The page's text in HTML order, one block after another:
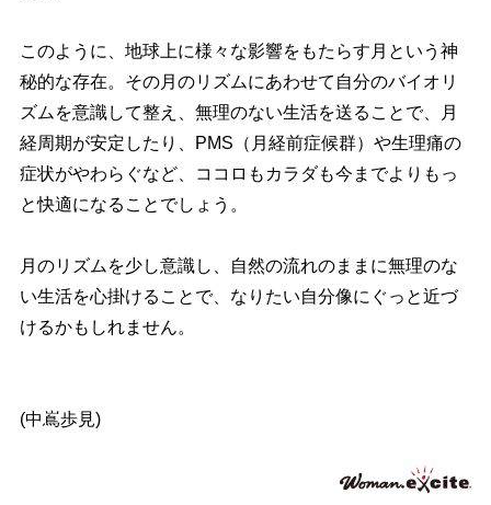
このように、地球上に様々な影響をもたらす月という神
秘的な存在。その月のリズムにあわせて自分のバイオリ
ズムを意識して整え、無理のない生活を送ることで、月
経周期が安定したり、PMS（月経前症候群）や生理痛の
症状がやわらぐなど、ココロもカラダも今までよりもっ
と快適になることでしょう。
月のリズムを少し意識し、自然の流れのままに無理のな
い生活を心掛けることで、なりたい自分像にぐっと近づ
けるかもしれません。
(中嶌歩見)